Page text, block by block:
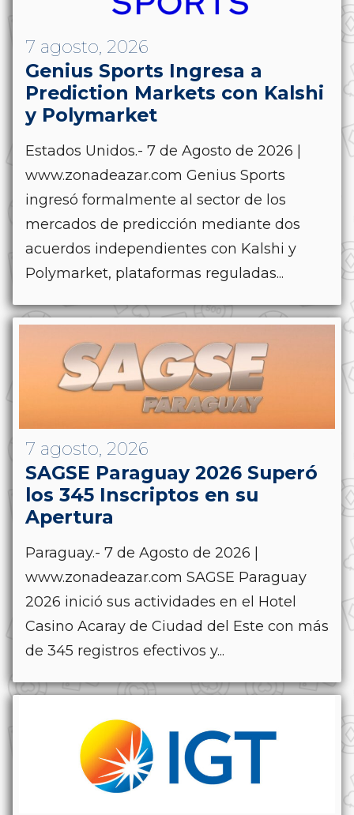
7 agosto, 2026
Genius Sports Ingresa a
Prediction Markets con Kalshi
y Polymarket
Estados Unidos.- 7 de Agosto de 2026 |
www.zonadeazar.com Genius Sports
ingresó formalmente al sector de los
mercados de predicción mediante dos
acuerdos independientes con Kalshi y
Polymarket, plataformas reguladas...
7 agosto, 2026
SAGSE Paraguay 2026 Superó
los 345 Inscriptos en su
Apertura
Paraguay.- 7 de Agosto de 2026 |
www.zonadeazar.com SAGSE Paraguay
2026 inició sus actividades en el Hotel
Casino Acaray de Ciudad del Este con más
de 345 registros efectivos y...